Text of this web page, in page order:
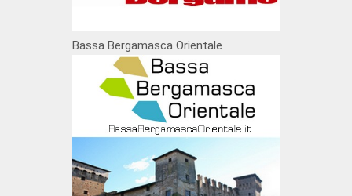
Bassa Bergamasca Orientale